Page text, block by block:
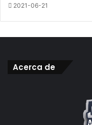
2021-06-21
Acerca de